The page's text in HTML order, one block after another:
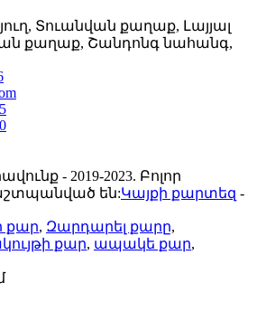
Տուանվան քաղաք, Լայյալ
քաղաք, Շանդոնգ նահանգ,
- 2019-2023. Բոլոր
են:Կայքի քարտեզ -
քար, Զարդարել քարը,
քար, ապակե քար,